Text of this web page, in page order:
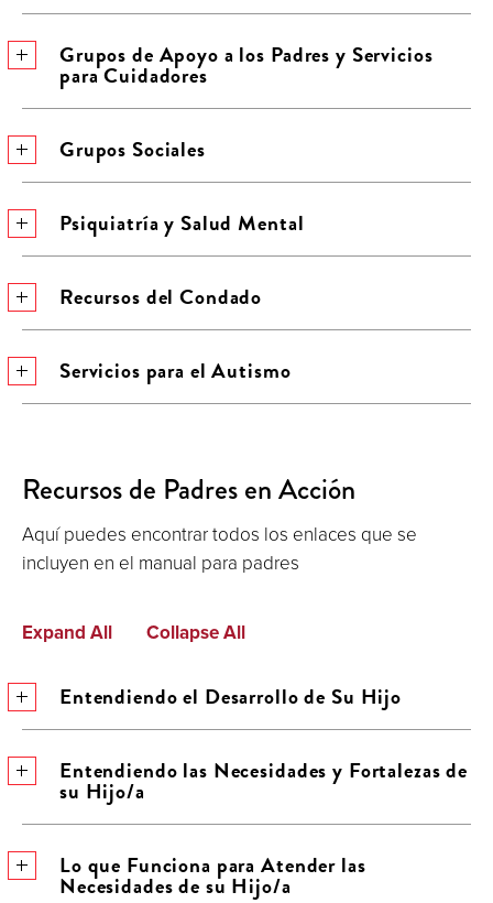
Grupos de Apoyo a los Padres y Servicios
para Cuidadores
Grupos Sociales
Psiquiatría y Salud Mental
Recursos del Condado
Servicios para el Autismo
Recursos de Padres en Acción
Aquí puedes encontrar todos los enlaces que se
incluyen en el manual para padres
Expand All Collapse All
Entendiendo el Desarrollo de Su Hijo
Entendiendo las Necesidades y Fortalezas de
su Hijo/a
Lo que Funciona para Atender las
Necesidades de su Hijo/a